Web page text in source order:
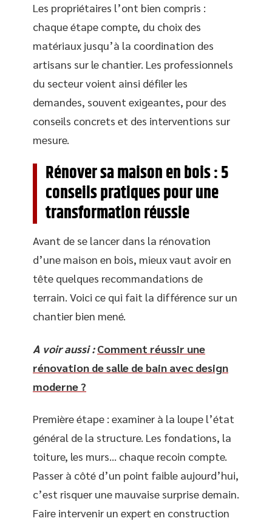
Les propriétaires l’ont bien compris :
chaque étape compte, du choix des
matériaux jusqu’à la coordination des
artisans sur le chantier. Les professionnels
du secteur voient ainsi défiler les
demandes, souvent exigeantes, pour des
conseils concrets et des interventions sur
mesure.
Rénover sa maison en bois : 5
conseils pratiques pour une
transformation réussie
Avant de se lancer dans la rénovation
d’une maison en bois, mieux vaut avoir en
tête quelques recommandations de
terrain. Voici ce qui fait la différence sur un
chantier bien mené.
A voir aussi : Comment réussir une
rénovation de salle de bain avec design
moderne ?
Première étape : examiner à la loupe l’état
général de la structure. Les fondations, la
toiture, les murs… chaque recoin compte.
Passer à côté d’un point faible aujourd’hui,
c’est risquer une mauvaise surprise demain.
Faire intervenir un expert en construction